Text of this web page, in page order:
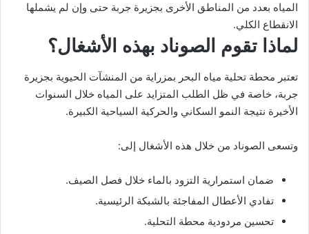
المياه بعدد من المناطق الأخرى بجزيرة جربة حتى وإن لم يشملها
الانقطاع الكلي.
لماذا تقوم الصوناد بهذه الأشغال؟
تعتبر محطة تحلية مياه البحر بمزراية من المنشآت الحيوية بجزيرة
جربة، خاصة في ظل الطلب المتزايد على المياه خلال السنوات
الأخيرة نتيجة النمو السكاني والحركية السياحية الكبيرة.
وتسعى الصوناد من خلال هذه الأشغال إلى:
ضمان استمرارية التزود بالماء خلال فصل الصيف.
تفادي الأعطال المفاجئة بالشبكة الرئيسية.
تحسين مردودية محطة التحلية.